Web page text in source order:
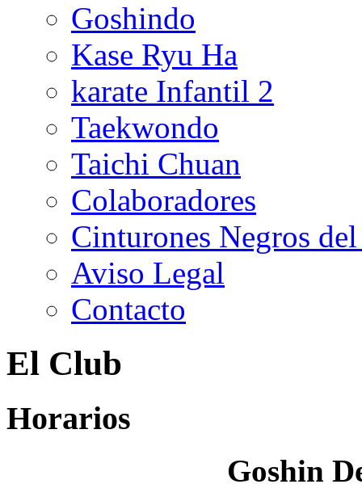
Goshindo
Kase Ryu Ha
karate Infantil 2
Taekwondo
Taichi Chuan
Colaboradores
Cinturones Negros
Aviso Legal
Contacto
El Club
Horarios
Goshin